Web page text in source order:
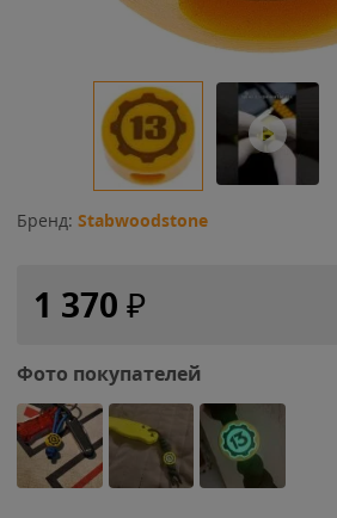
Бренд: Stabwoodstone
1 370 ₽
Фото покупателей